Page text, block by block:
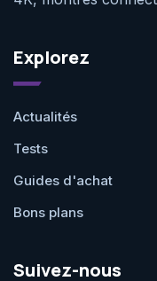
Explorez
Actualités
Tests
Guides d'achat
Bons plans
Suivez-nous